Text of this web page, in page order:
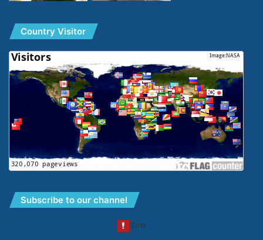
Country Visitor
Subscribe to our channel